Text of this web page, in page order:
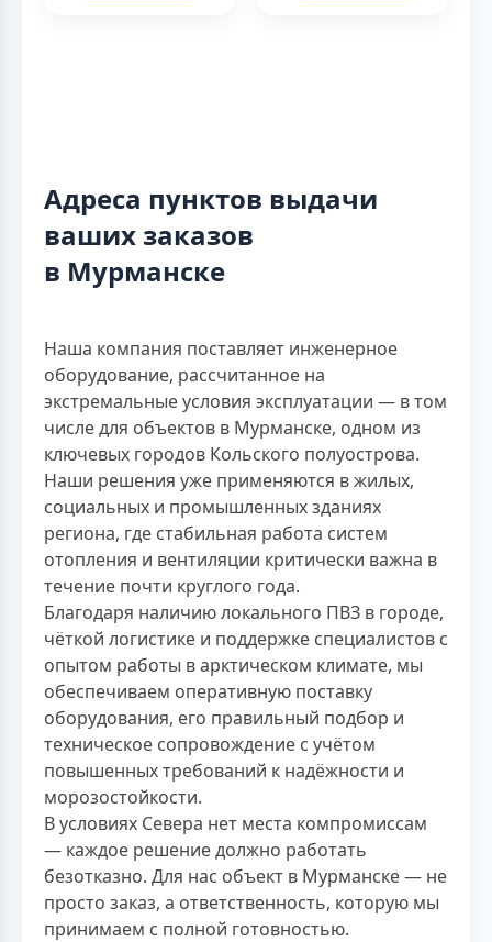
Адреса пунктов выдачи
ваших заказов
в Мурманске
Наша компания поставляет инженерное
оборудование, рассчитанное на
экстремальные условия эксплуатации — в том
числе для объектов в Мурманске, одном из
ключевых городов Кольского полуострова.
Наши решения уже применяются в жилых,
социальных и промышленных зданиях
региона, где стабильная работа систем
отопления и вентиляции критически важна в
течение почти круглого года.
Благодаря наличию локального ПВЗ в городе,
чёткой логистике и поддержке специалистов с
опытом работы в арктическом климате, мы
обеспечиваем оперативную поставку
оборудования, его правильный подбор и
техническое сопровождение с учётом
повышенных требований к надёжности и
морозостойкости.
В условиях Севера нет места компромиссам
— каждое решение должно работать
безотказно. Для нас объект в Мурманске — не
просто заказ, а ответственность, которую мы
принимаем с полной готовностью.